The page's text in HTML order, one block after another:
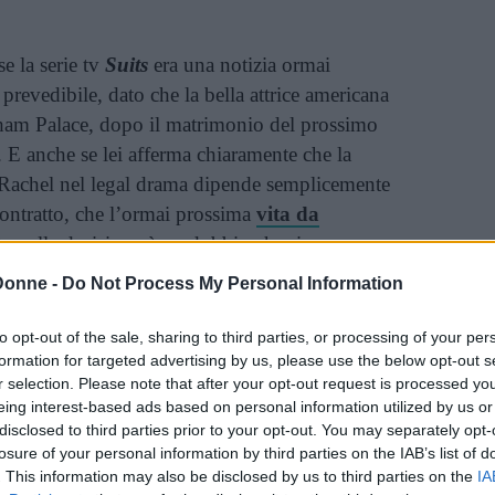
- Do Not Process My Personal Information
opt-out of the sale, sharing to third parties, or processing of your
for targeted advertising by us, please use the below opt-out
selection. Please note that after your opt-out request is processed
interest-based ads based on personal information utilized by us
to third parties prior to your opt-out. You may separately
of your personal information by third parties on the IAB’s list of
This information may also be disclosed by us to third parties on the
la serie tv Suits era una notizia ormai
dato che la bella attrice americana
Palace, dopo il matrimonio del prossimo
anche se lei afferma chiaramente che la
nel legal drama dipende semplicemente
che l’ormai prossima vita da
sulla decisione è un dubbio che rimane
a leggere dopo la pubblicità
Vi raccomandiamo...